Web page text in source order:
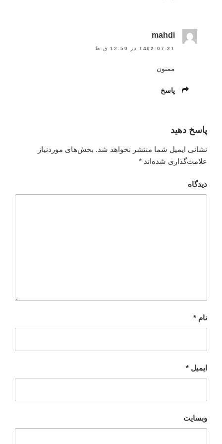
mahdi
1402-07-21 در 12:50 ق.ظ
ممنون
پاسخ
پاسخ دهید
نشانی ایمیل شما منتشر نخواهد شد. بخش‌های موردنیاز
علامت‌گذاری شده‌اند *
دیدگاه
نام *
ایمیل *
وبسایت